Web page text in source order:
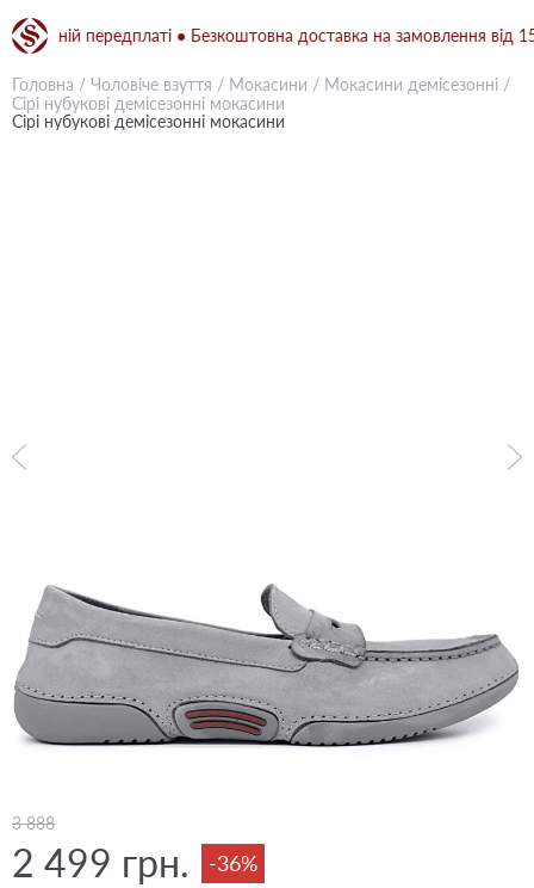
передплаті ● Безкоштовна доставка на замовлення від
Головна / Чоловіче взуття / Мокасини / Мокасини демісезонні /
Сірі нубукові демісезонні мокасини
Сірі нубукові демісезонні мокасини
3 888
2 499 грн. -36%